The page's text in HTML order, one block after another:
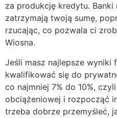
za produkcję kredytu.
zatrzymają twoją sumę,
rzucając, co pozwala ci
Wiosna.
Jeśli masz najlepsze wyniki
kwalifikować się do
co najmniej 7% do 10%,
obciążeniowej i rozpocząć
trzeba dobrze przemyśleć,